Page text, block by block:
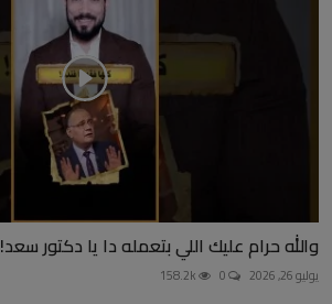
والله حرام عليك اللي بتعمله دا يا دكتور سعد!
يوليو 26, 2026